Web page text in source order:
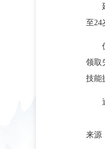
至24
领取
技能
来源